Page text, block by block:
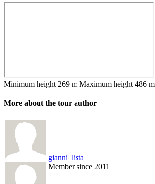
Minimum height 269 m Maximum height 486 m
More about the tour author
gianni_lista
Member since 2011